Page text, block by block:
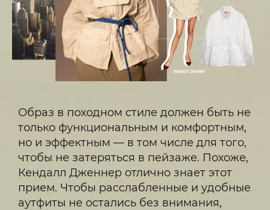
Образ в походном стиле должен быть не
только функциональным и комфортным,
но и эффектным — в том числе для того,
чтобы не затеряться в пейзаже. Похоже,
Кендалл Дженнер отлично знает этот
прием. Чтобы расслабленные и удобные
аутфиты не остались без внимания,